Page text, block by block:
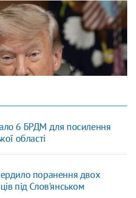
6 БРДМ для посилення
області
поранення двох
під Слов'янськом